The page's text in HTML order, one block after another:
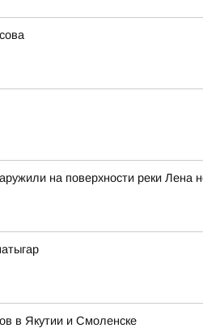
на поверхности реки Лена
в Якутии и Смоленске